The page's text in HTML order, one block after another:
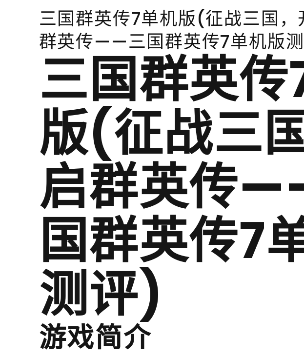
三国群英传7单机版(征战三国，
群英传——三国群英传7单机版
三国群英
版(征战三
启群英传
国群英传7
测评)
游戏简介